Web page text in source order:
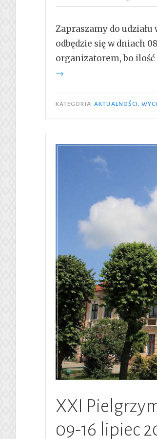
Zapraszamy do
odbędzie się w dniach
organizatorem, bo
→
KATEGORIA AKTUALNOŚCI,
XXI
09-16 lipiec